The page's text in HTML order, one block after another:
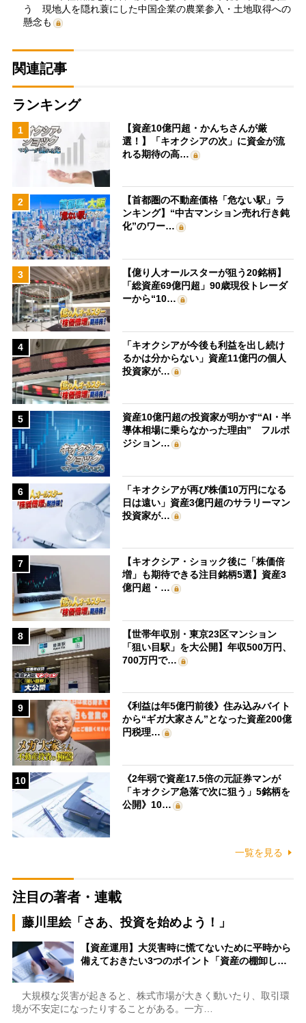
う 現地人を隠れ蓑にした中国企業の農業参入・土地取得への
懸念も
関連記事
ランキング
1
【資産10億円超・かんちさんが厳
選！】「キオクシアの次」に資金が流
れる期待の高…
2
【首都圏の不動産価格「危ない駅」ラ
ンキング】“中古マンション売れ行き鈍
化”のワー…
3
【億り人オールスターが狙う20銘柄】
「総資産69億円超」90歳現役トレーダ
ーから“10…
4
「キオクシアが今後も利益を出し続け
るかは分からない」資産11億円の個人
投資家が…
5
資産10億円超の投資家が明かす“AI・半
導体相場に乗らなかった理由” フルポ
ジション…
6
「キオクシアが再び株価10万円になる
日は遠い」資産3億円超のサラリーマン
投資家が…
7
【キオクシア・ショック後に「株価倍
増」も期待できる注目銘柄5選】資産3
億円超・…
8
【世帯年収別・東京23区マンション
「狙い目駅」を大公開】年収500万円、
700万円で…
9
《利益は年5億円前後》住み込みバイト
から“ギガ大家さん”となった資産200億
円税理…
10
《2年弱で資産17.5倍の元証券マンが
「キオクシア急落で次に狙う」5銘柄を
公開》10…
一覧を見る
注目の著者・連載
藤川里絵「さあ、投資を始めよう！」
【資産運用】大災害時に慌てないために平時から
備えておきたい3つのポイント「資産の棚卸し…
大規模な災害が起きると、株式市場が大きく動いたり、取引環
境が不安定になったりすることがある。一方…